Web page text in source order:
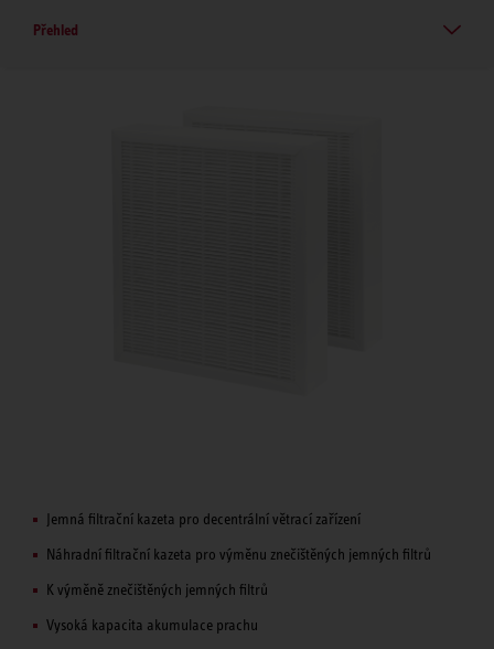
Přehled
Jemná filtrační kazeta pro decentrální větrací zařízení
Náhradní filtrační kazeta pro výměnu znečištěných jemných filtrů
K výměně znečištěných jemných filtrů
Vysoká kapacita akumulace prachu